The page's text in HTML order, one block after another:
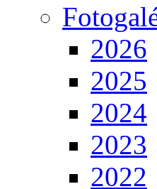
2026
2025
2024
2023
2022